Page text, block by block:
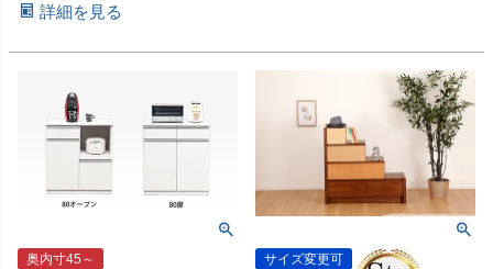
詳細を見る
奥内寸45～ サイズ変更可